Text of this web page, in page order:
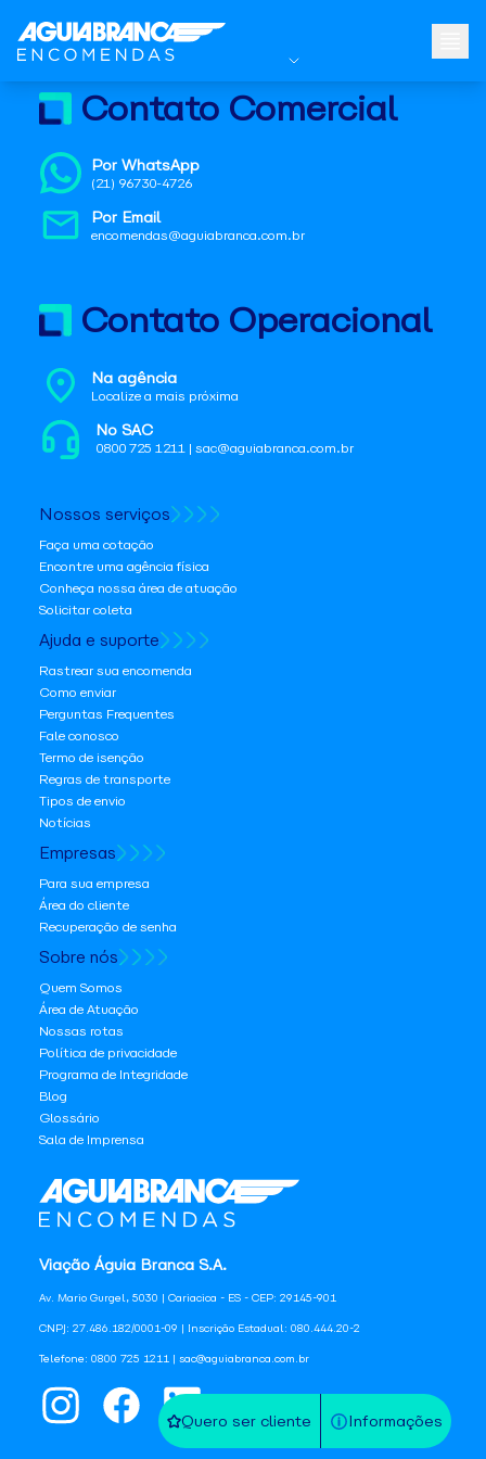
Quero ser cliente Informações
Viação Águia Branca S.A.
Av. Mario Gurgel, 5030 | Cariacica - ES - CEP: 29145-901
CNPJ: 27.486.182/0001-09 | Inscrição Estadual: 080.444.20-2
Telefone: 0800 725 1211 | sac@aguiabranca.com.br
Contato Comercial
Por WhatsApp
(21) 96730-4726
Por Email
encomendas@aguiabranca.com.br
Contato Operacional
Na agência
Localize a mais próxima
No SAC
0800 725 1211 | sac@aguiabranca.com.br
Nossos serviços
Faça uma cotação
Encontre uma agência física
Conheça nossa área de atuação
Solicitar coleta
Ajuda e suporte
Rastrear sua encomenda
Como enviar
Perguntas Frequentes
Fale conosco
Termo de isenção
Regras de transporte
Tipos de envio
Notícias
Empresas
Para sua empresa
Área do cliente
Recuperação de senha
Sobre nós
Quem Somos
Área de Atuação
Nossas rotas
Política de privacidade
Programa de Integridade
Blog
Glossário
Sala de Imprensa